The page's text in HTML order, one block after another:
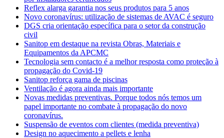
Reflex alarga garantia nos seus produtos para 5 anos
Novo coronavírus: utilização de sistemas de AVAC é seguro
DGS cria orientação específica para o setor da construção
civil
Sanitop em destaque na revista Obras, Materiais e
Equipamentos da APCMC
Tecnologia sem contacto é a melhor resposta como proteção à
propagação do Covid-19
Sanitop reforça gama de piscinas
Ventilação é agora ainda mais importante
Novas medidas preventivas. Porque todos nós temos um
papel importante no combate à propagação do novo
coronavírus.
Suspensão de eventos com clientes (medida preventiva)
Design no aquecimento a pellets e lenha